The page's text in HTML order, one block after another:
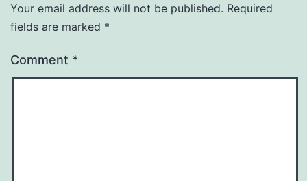
Your email address will not be published. Required
fields are marked *
Comment *